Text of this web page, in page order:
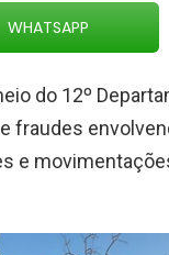
WHATSAPP
do 12º
fraudes
e